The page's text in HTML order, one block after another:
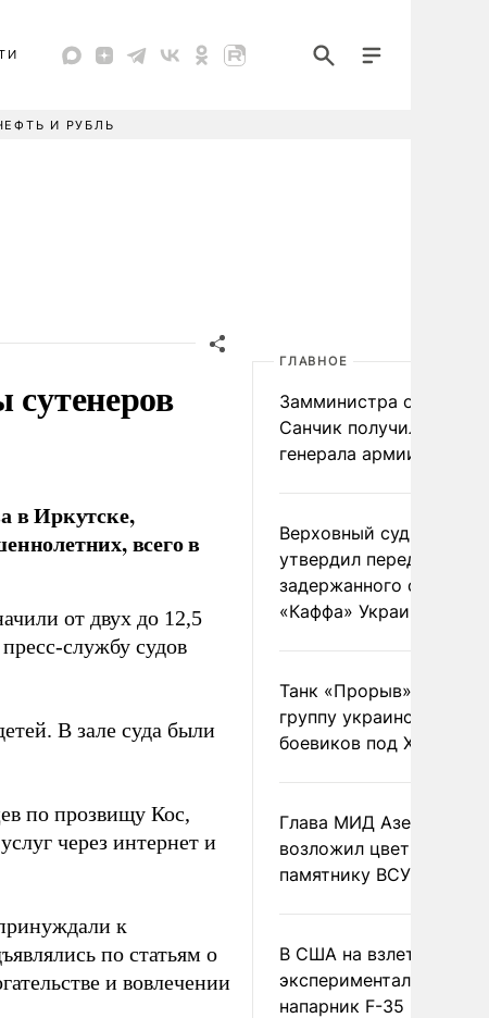
И РУБЛЬ
в Иркутске,
всего в
от двух до 12,5
службу судов
В зале суда были
по прозвищу Кос,
через интернет и
к
по статьям о
и вовлечении
ГЛАВНОЕ
Замминистра обороны
Санчик получил звание
генерала армии
Верховный суд Швеции
утвердил передачу
задержанного
«Каффа» Украине
Танк «Прорыв»
группу украинских
боевиков под
Глава МИД
возложил цветы к
памятнику ВСУ
В США на взлете
экспериментальный
напарник F-35